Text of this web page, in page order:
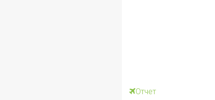
Отчет